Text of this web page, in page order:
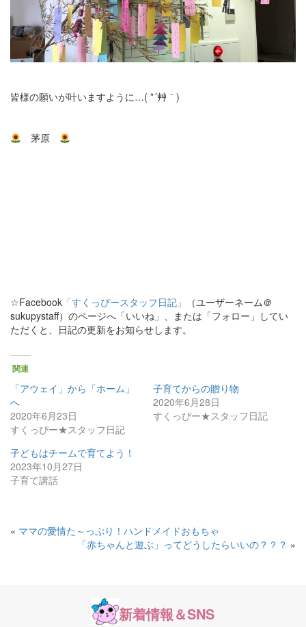
皆様の願いが叶いますように…( *´艸｀)
茅原
☆Facebook 「すくっぴースタッフ日記」
（ユーザーネーム＠
sukupystaff）のページへ「いいね」、または「フォロー」してい
ただくと、日記の更新をお知らせします。
関連
「アウェイ」から「ホーム」
へ
2020年6月23日
すくっぴー★スタッフ日記
子育てからの贈り物
2020年6月28日
すくっぴー★スタッフ日記
子どもはチームで育てよう！
2023年10月27日
子育て講話
« ママの愛情た～っぷり！ハンドメイドおもちゃ
「赤ちゃんと遊ぶ」ってどうしたらいいの？？？ »
新着情報＆SNS